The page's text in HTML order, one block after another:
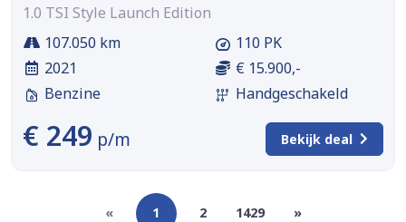
1.0 TSI Style Launch Edition
107.050 km
2021
Benzine
110 PK
€ 15.900,-
Handgeschakeld
€ 249 p/m Bekijk deal
« 1 2 1429 »